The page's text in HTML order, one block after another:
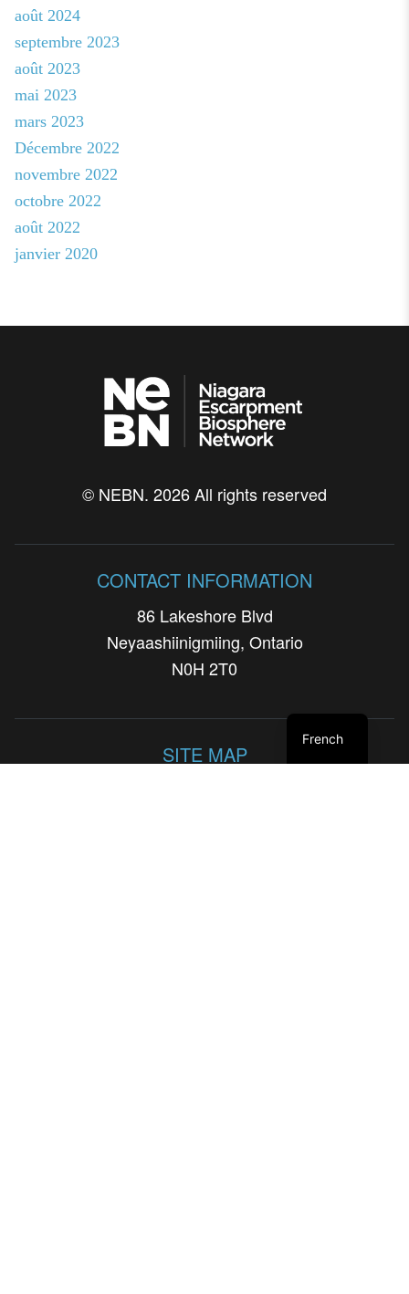
août 2024
septembre 2023
août 2023
mai 2023
mars 2023
Décembre 2022
novembre 2022
octobre 2022
août 2022
janvier 2020
© NEBN. 2026 All rights reserved
CONTACT INFORMATION
86 Lakeshore Blvd
Neyaashiinigmiing, Ontario
N0H 2T0
SITE MAP
French